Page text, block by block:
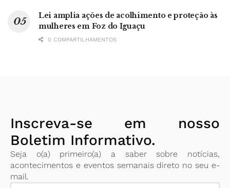
Lei amplia ações de acolhimento e proteção às
mulheres em Foz do Iguaçu
0 COMPARTILHAMENTOS
Inscreva-se em nosso
Boletim Informativo.
Seja o(a) primeiro(a) a saber sobre notícias,
acontecimentos e eventos semanais direto no seu e-
mail.